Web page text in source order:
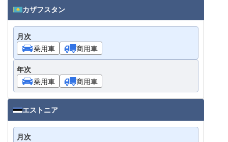
カザフスタン
月次
乗用車
商用車
年次
乗用車
商用車
エストニア
月次